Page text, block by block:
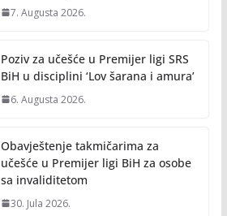
7. Augusta 2026.
Poziv za učešće u Premijer ligi SRS
BiH u disciplini ‘Lov šarana i amura’
6. Augusta 2026.
Obavještenje takmičarima za
učešće u Premijer ligi BiH za osobe
sa invaliditetom
30. Jula 2026.